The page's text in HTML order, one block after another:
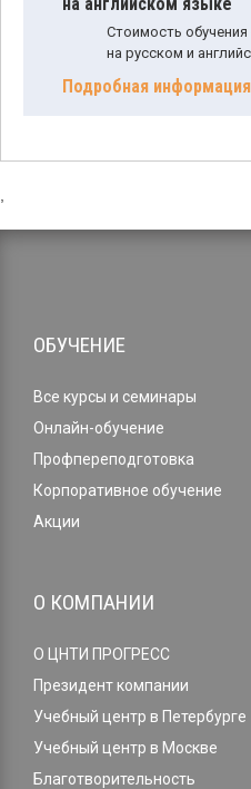
Стоимость
на русском и
Подробная
ОБУЧЕНИЕ
Все курсы и семинары
Онлайн-обучение
Профпереподготовка
Корпоративное обучение
Акции
О КОМПАНИИ
О ЦНТИ ПРОГРЕСС
Президент компании
Учебный центр в Петербурге
Учебный центр в Москве
Благотворительность